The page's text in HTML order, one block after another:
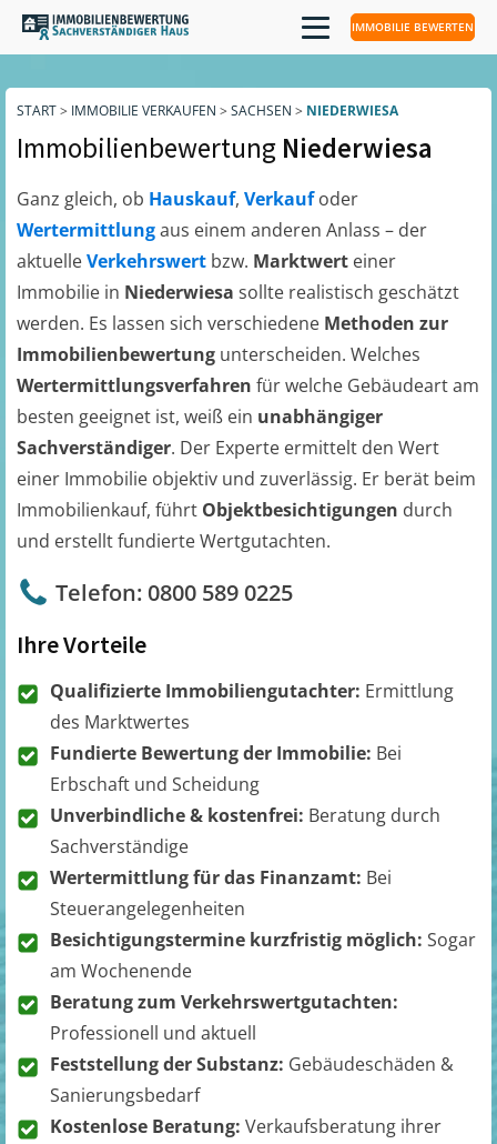
IMMOBILIE BEWERTEN
START> IMMOBILIE VERKAUFEN > SACHSEN > NIEDERWIESA
Immobilienbewertung Niederwiesa
Ganz gleich, ob Hauskauf, Verkaufoder
Wertermittlungaus einem anderen Anlass – der
aktuelleVerkehrswert bzw. Marktwert einer
Immobilie in Niederwiesa sollte realistisch geschätzt
werden. Es lassen sich verschiedene Methoden zur
Immobilienbewertung unterscheiden. Welches
Wertermittlungsverfahren für welche Gebäudeart am
besten geeignet ist, weiß ein unabhängiger
Sachverständiger. Der Experte ermittelt den Wert
einer Immobilie objektiv und zuverlässig. Er berät beim
Immobilienkauf, führt Objektbesichtigungen durch
und erstellt fundierte Wertgutachten.
Telefon: 0800 589 0225
Ihre Vorteile
Qualifizierte Immobiliengutachter: Ermittlung
des Marktwertes
Fundierte Bewertung der Immobilie: Bei
Erbschaft und Scheidung
Unverbindliche & kostenfrei: Beratung durch
Sachverständige
Wertermittlung für das Finanzamt: Bei
Steuerangelegenheiten
Besichtigungstermine kurzfristig möglich: Sogar
am Wochenende
Beratung zum Verkehrswertgutachten:
Professionell und aktuell
Feststellung der Substanz: Gebäudeschäden &
Sanierungsbedarf
Kostenlose Beratung: Verkaufsberatung ihrer